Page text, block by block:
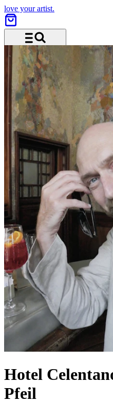
love your artist.
Menü und Suche
Hotel
Pfeil